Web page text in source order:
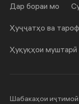
Шабакаҳои иҷтимоӣ
Дар бораи мо
Ҳуҷҷатҳо ва
Ҳуқуқҳои муштарӣ